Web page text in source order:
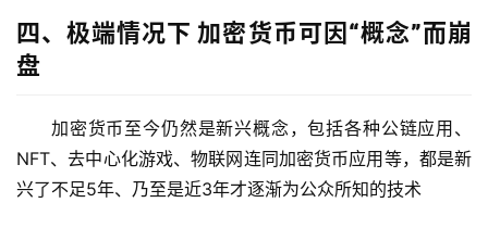
四、极端情况下 加密货币可因“概念”而崩
盘
加密货币至今仍然是新兴概念，包括各种公链应用、
NFT、去中心化游戏、物联网连同加密货币应用等，都是新
兴了不足5年、乃至是近3年才逐渐为公众所知的技术